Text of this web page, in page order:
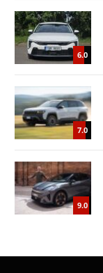
6.0
7.0
9.0